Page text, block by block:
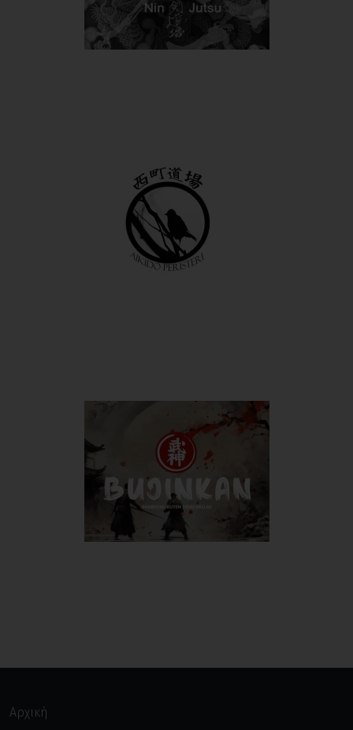
Αρχική